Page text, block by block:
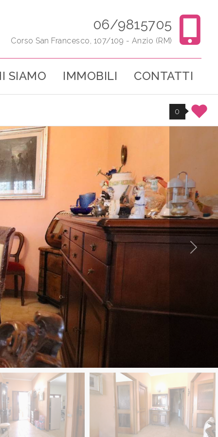
06/9815705
Corso San Francesco, 107/109 - Anzio (RM)
SIAMO IMMOBILI CONTATTI
0